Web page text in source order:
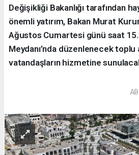
Değişikliği Bakanlığı tarafından
önemli yatırım, Bakan Murat
Ağustos Cumartesi günü saat
Meydanı’nda düzenlenecek toplu
vatandaşların hizmetine